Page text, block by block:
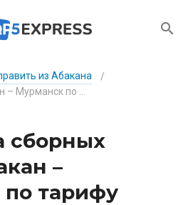
из Абакана
/
сборных
–
тарифу